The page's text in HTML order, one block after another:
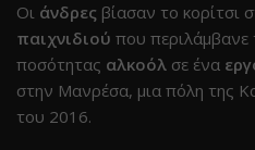
Οι άνδρες βίασαν το κορίτσι
παιχνιδιού που περιλάμβανε
ποσότητας αλκοόλ σε ένα
στην Μανρέσα, μια πόλη της
του 2016.